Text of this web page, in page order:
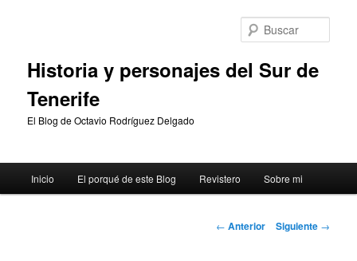
Historia y personajes del Sur de
Tenerife
El Blog de Octavio Rodríguez Delgado
principal
Inicio El porqué de este Blog Revistero Sobre mi
Navegación
← Anterior Siguiente →